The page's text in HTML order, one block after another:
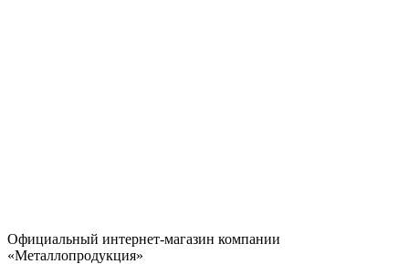
Официальный интернет-магазин компании
«Металлопродукция»